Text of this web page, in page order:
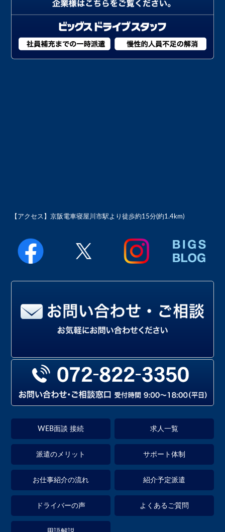
【アクセス】京阪電車寝屋川市駅より徒歩約15分(約1.4km)
WEB面談 接続 求人一覧
派遣のメリット サポート体制
お仕事紹介の流れ 紹介予定派遣
ドライバーの声 よくあるご質問